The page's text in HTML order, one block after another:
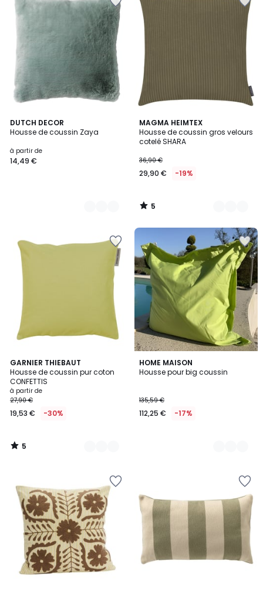
DUTCH DECOR
Housse de coussin Zaya
à partir de
14,49 €
20
Couleurs
MAGMA HEIMTEX
Housse de coussin gros velours
cotelé SHARA
36,90 €
29,90 € -19%
5
/
5
11
Couleurs
5
/
GARNIER THIEBAUT
Housse de coussin pur coton
CONFETTIS
à partir de
27,90 €
19,53 € -30%
5
/
5
16
Couleurs
5
/
HOME MAISON
Housse pour big coussin
135,59 €
112,25 € -17%
6
Couleurs